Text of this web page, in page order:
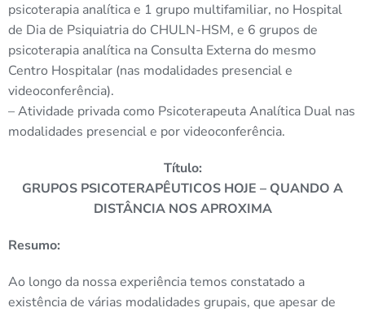
psicoterapia analítica e 1 grupo multifamiliar, no Hospital
de Dia de Psiquiatria do CHULN-HSM, e 6 grupos de
psicoterapia analítica na Consulta Externa do mesmo
Centro Hospitalar (nas modalidades presencial e
videoconferência).
– Atividade privada como Psicoterapeuta Analítica Dual nas
modalidades presencial e por videoconferência.
Título:
GRUPOS PSICOTERAPÊUTICOS HOJE – QUANDO A
DISTÂNCIA NOS APROXIMA
Resumo:
Ao longo da nossa experiência temos constatado a
existência de várias modalidades grupais, que apesar de